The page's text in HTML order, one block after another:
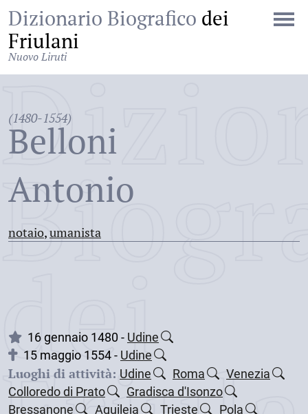
Dizionario Biografico dei
Friulani
Nuovo Liruti
(1480-1554)
Belloni
Antonio
notaio,umanista
dei
16 gennaio 1480 - Udine
15 maggio 1554 - Udine
Luoghi di attività: Udine Roma
Venezia
Colloredo di Prato
Gradisca d'Isonzo
Bressanone
Aquileia Trieste Pola